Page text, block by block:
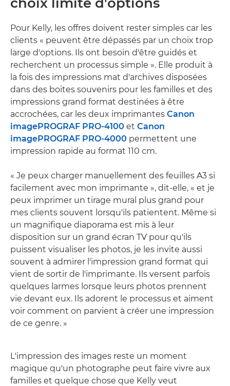
Pour Kelly, les offres doivent rester simples car les
clients « peuvent être dépassés par un choix trop
large d'options. Ils ont besoin d'être guidés et
recherchent un processus simple ». Elle produit à
la fois des impressions mat d'archives disposées
dans des boites souvenirs pour les familles et des
impressions grand format destinées à être
accrochées, car les deux imprimantes Canon
imagePROGRAF PRO-4100 et Canon
imagePROGRAF PRO-4000 permettent une
impression rapide au format 110 cm.
« Je peux charger manuellement des feuilles A3 si
facilement avec mon imprimante », dit-elle, « et je
peux imprimer un tirage mural plus grand pour
mes clients souvent lorsqu'ils patientent. Même si
un magnifique diaporama est mis à leur
disposition sur un grand écran TV pour qu'ils
puissent visualiser les photos, je les invite aussi
souvent à admirer l'impression grand format qui
vient de sortir de l'imprimante. Ils versent parfois
quelques larmes lorsque leurs photos prennent
vie devant eux. Ils adorent le processus et aiment
voir comment on parvient à créer une impression
de ce genre. »
L'impression des images reste un moment
magique qu'un photographe peut faire vivre aux
familles et quelque chose que Kelly veut